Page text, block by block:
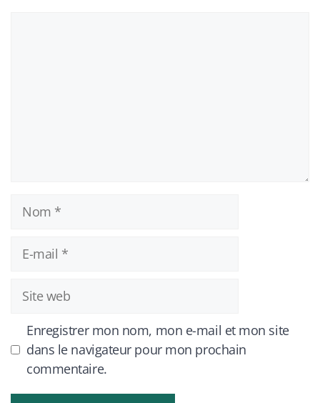
mail
Site
web
Enregistrer mon nom, mon e-mail et mon site
dans le navigateur pour mon prochain
commentaire.